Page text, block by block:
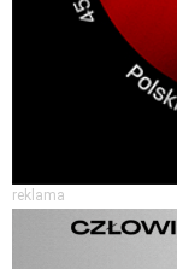
reklama